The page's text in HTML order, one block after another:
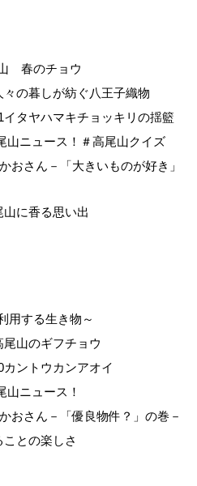
春のチョウ
の暮しが紡ぐ八王子織物
タヤハマキチョッキリの揺籃
山ニュース！＃高尾山クイズ
おさん－「大きいものが好き」
に香る思い出
用する生き物～
山のギフチョウ
ントウカンアオイ
山ニュース！
おさん－「優良物件？」の巻－
との楽しさ